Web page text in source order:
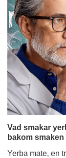
Vad smakar
bakom
Yerba mate, en